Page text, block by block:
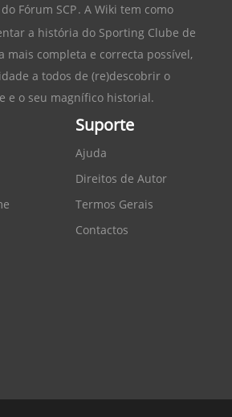
Fórum SCP. A Wiki tem como
a história do Sporting Clube de
mais completa e correcta possível,
a todos de (re)descobrir o
e o seu magnífico historial.
Suporte
Ajuda
Direitos de Autor
Termos Gerais
Contactos